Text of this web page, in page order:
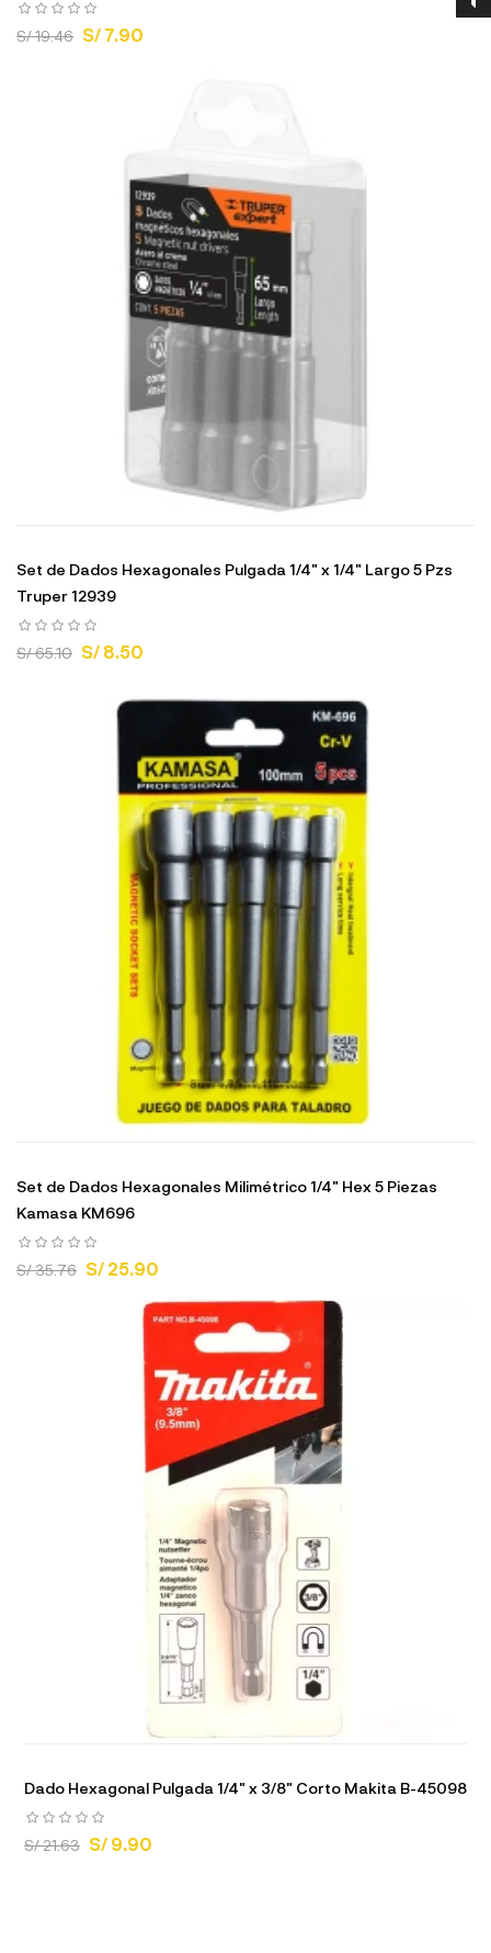
S/ 19.46 S/ 7.90
Set de Dados Hexagonales Pulgada 1/4" x 1/4" Largo 5 Pzs
Truper 12939
S/ 65.10 S/ 8.50
Set de Dados Hexagonales Milimétrico 1/4" Hex 5 Piezas
Kamasa KM696
S/ 35.76 S/ 25.90
Dado Hexagonal Pulgada 1/4" x 3/8" Corto Makita B-45098
S/ 21.63 S/ 9.90